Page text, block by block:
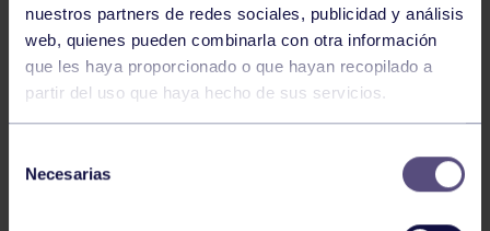
nuestros partners de redes sociales, publicidad y análisis
web, quienes pueden combinarla con otra información
que les haya proporcionado o que hayan recopilado a
partir del uso que haya hecho de sus servicios.
Necesarias
1137
FILTRAR